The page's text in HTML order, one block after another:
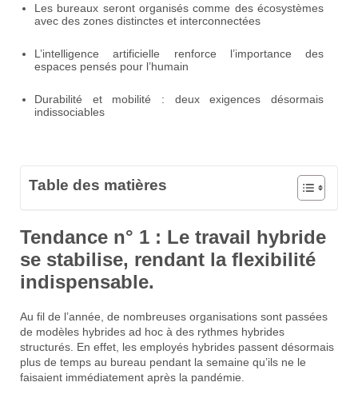
Les bureaux seront organisés comme des écosystèmes
avec des zones distinctes et interconnectées
L’intelligence artificielle renforce l’importance des
espaces pensés pour l’humain
Durabilité et mobilité : deux exigences désormais
indissociables
Table des matières
Tendance n° 1 : Le travail hybride
se stabilise, rendant la flexibilité
indispensable.
Au fil de l’année, de nombreuses organisations sont passées
de modèles hybrides ad hoc à des rythmes hybrides
structurés. En effet, les employés hybrides passent désormais
plus de temps au bureau pendant la semaine qu’ils ne le
faisaient immédiatement après la pandémie.